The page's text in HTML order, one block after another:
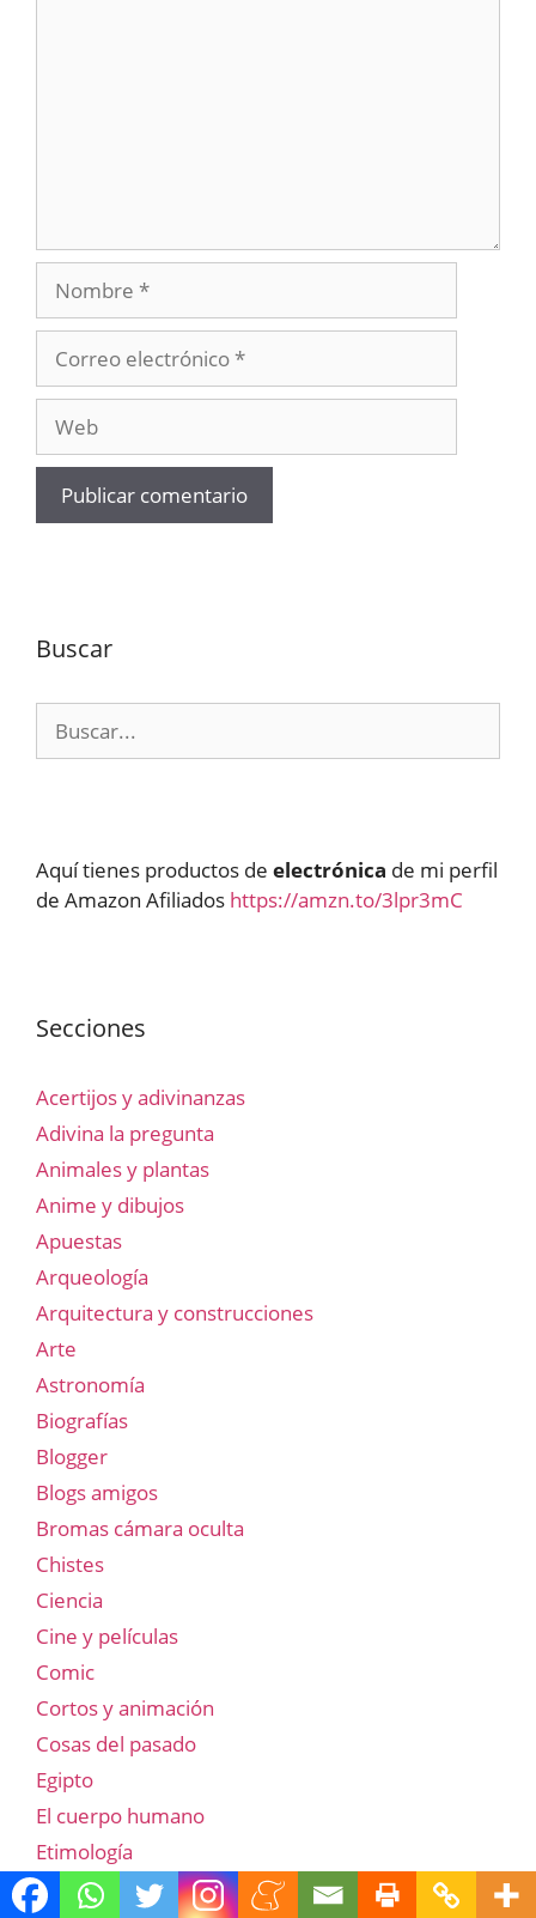
Nombre
electrónico
Buscar
Aquí tienes productos de electrónica de mi perfil
de Amazon Afiliados https://amzn.to/3lpr3mC
Secciones
Acertijos y adivinanzas
Adivina la pregunta
Animales y plantas
Anime y dibujos
Apuestas
Arqueología
Arquitectura y construcciones
Arte
Astronomía
Biografías
Blogger
Blogs amigos
Bromas cámara oculta
Chistes
Ciencia
Cine y películas
Comic
Cortos y animación
Cosas del pasado
Egipto
El cuerpo humano
Etimología
Famosos y famosas